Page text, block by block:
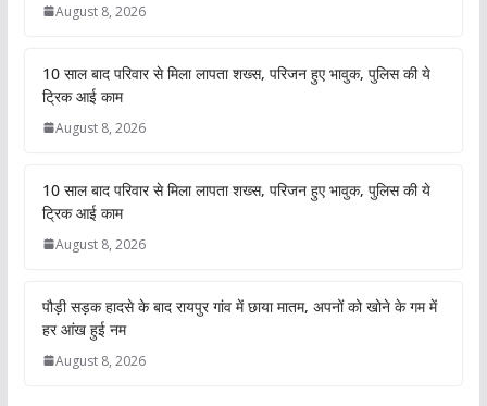
August 8, 2026
10 साल बाद परिवार से मिला लापता शख्स, परिजन हुए भावुक, पुलिस की ये
ट्रिक आई काम
August 8, 2026
10 साल बाद परिवार से मिला लापता शख्स, परिजन हुए भावुक, पुलिस की ये
ट्रिक आई काम
August 8, 2026
पौड़ी सड़क हादसे के बाद रायपुर गांव में छाया मातम, अपनों को खोने के गम में
हर आंख हुई नम
August 8, 2026